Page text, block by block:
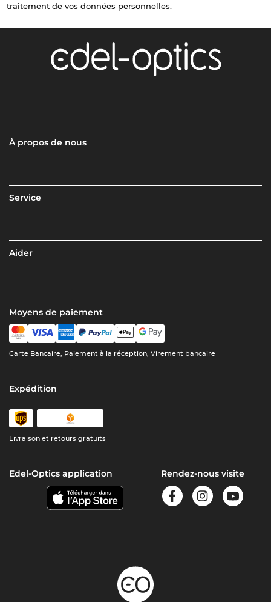
traitement de vos données personnelles.
À propos de nous
Service
Aider
Moyens de paiement
Carte Bancaire, Paiement à la réception, Virement bancaire
Expédition
Livraison et retours gratuits
Edel-Optics application Rendez-nous visite